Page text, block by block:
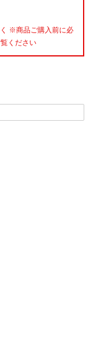
※商品ご購入前に必
ください